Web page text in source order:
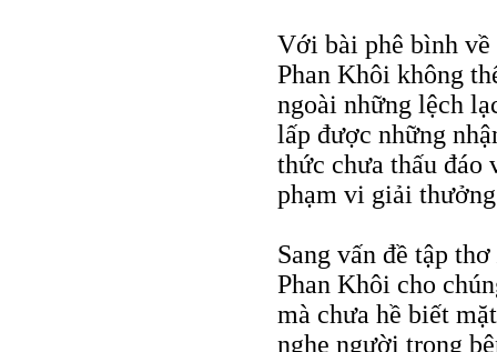
Với bài phê bình
Phan Khôi không
ngoài những lệch
lấp được những
thức chưa thấu đáo
phạm vi giải
Sang vấn đề tập thơ
Phan Khôi cho
mà chưa hề biết
nghe người trong